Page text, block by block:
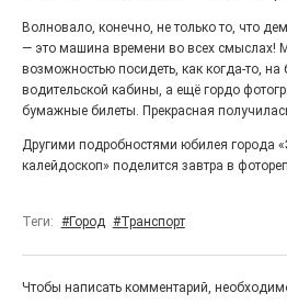
100 футов под
26.07.2026
«С ними дядька Черномор»
Волновало, конечно, не только то, что
— это машина времени во всех смыслах!
возможностью посидеть, как когда-то,
водительской кабины, а ещё гордо
бумажные билеты. Прекрасная
Другими подробностями юбилея города
калейдоскоп» поделится завтра в
Теги: #Город #Транспорт
Чтобы написать комментарий,